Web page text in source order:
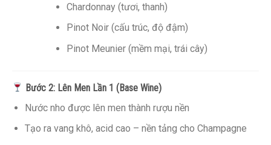
Chardonnay (tươi, thanh)
Pinot Noir (cấu trúc, độ đậm)
Pinot Meunier (mềm mại, trái cây)
Bước 2: Lên Men Lần 1 (Base Wine)
Nước nho được lên men thành rượu nền
Tạo ra vang khô, acid cao – nền tảng cho Champagne